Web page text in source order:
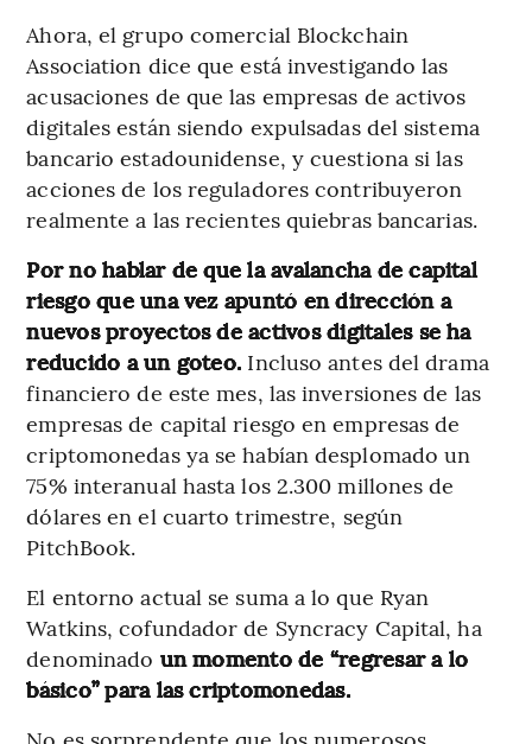
Ahora, el grupo comercial Blockchain
Association dice que está investigando las
acusaciones de que las empresas de activos
digitales están siendo expulsadas del sistema
bancario estadounidense, y cuestiona si las
acciones de los reguladores contribuyeron
realmente a las recientes quiebras bancarias.
Por no hablar de que la avalancha de capital
riesgo que una vez apuntó en dirección a
nuevos proyectos de activos digitales se ha
reducido a un goteo. Incluso antes del drama
financiero de este mes, las inversiones de las
empresas de capital riesgo en empresas de
criptomonedas ya se habían desplomado un
75% interanual hasta los 2.300 millones de
dólares en el cuarto trimestre, según
PitchBook.
El entorno actual se suma a lo que Ryan
Watkins, cofundador de Syncracy Capital, ha
denominado un momento de “regresar a lo
básico” para las criptomonedas.
No es sorprendente que los numerosos